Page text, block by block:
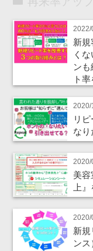
2022/
新規
く
ン
ト
2020/
リ
なり
2020/
美
上』
2020/
新規
ンス